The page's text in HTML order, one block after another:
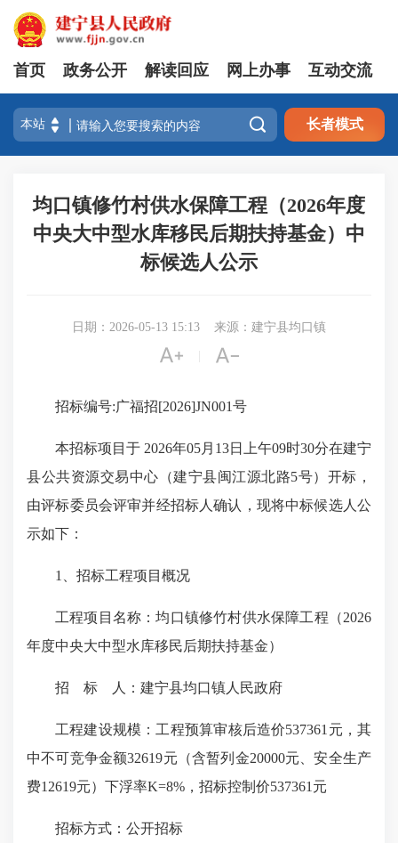
首页 政务公开 解读回应 网上办事 互动交流
 长者模式
均口镇修竹村供水保障工程（2026年度
中央大中型水库移民后期扶持基金）中
标候选人公示
日期：2026-05-13 15:13 来源：建宁县均口镇
 
招标编号:广福招[2026]JN001号
本招标项目于 2026年05月13日上午09时30分在建宁
县公共资源交易中心（建宁县闽江源北路5号）开标，
由评标委员会评审并经招标人确认，现将中标候选人公
示如下：
1、招标工程项目概况
工程项目名称：均口镇修竹村供水保障工程（2026
年度中央大中型水库移民后期扶持基金）
招 标 人：建宁县均口镇人民政府
工程建设规模：工程预算审核后造价537361元，其
中不可竞争金额32619元（含暂列金20000元、安全生产
费12619元）下浮率K=8%，招标控制价537361元
招标方式：公开招标